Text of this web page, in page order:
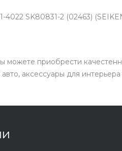
SK80831-2 (02463)
можете приобрести
аксессуары для